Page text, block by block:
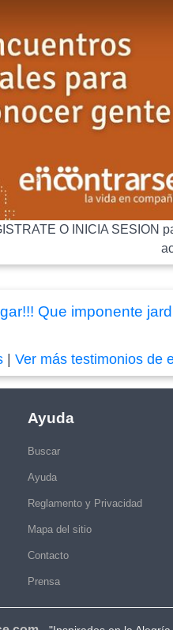
O INICIA SESION
Que imponente
|Ver más testimonios de
Ayuda
Buscar
Ayuda
Reglamento y Privacidad
Mapa del sitio
Contacto
Prensa